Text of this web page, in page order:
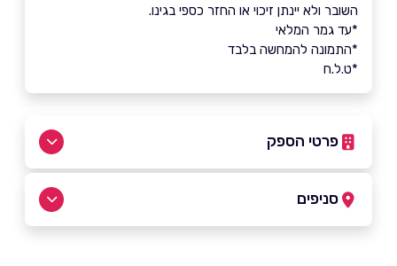
השובר ולא יינתן זיכוי או החזר כספי בגינו.
*עד גמר המלאי
*התמונה להמחשה בלבד
*ט.ל.ח
פרטי הספק
בפייסבוק באינסטגרם
סניפים